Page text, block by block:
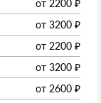
от 2200 ₽
от 3200 ₽
от 2200 ₽
от 3200 ₽
от 2600 ₽